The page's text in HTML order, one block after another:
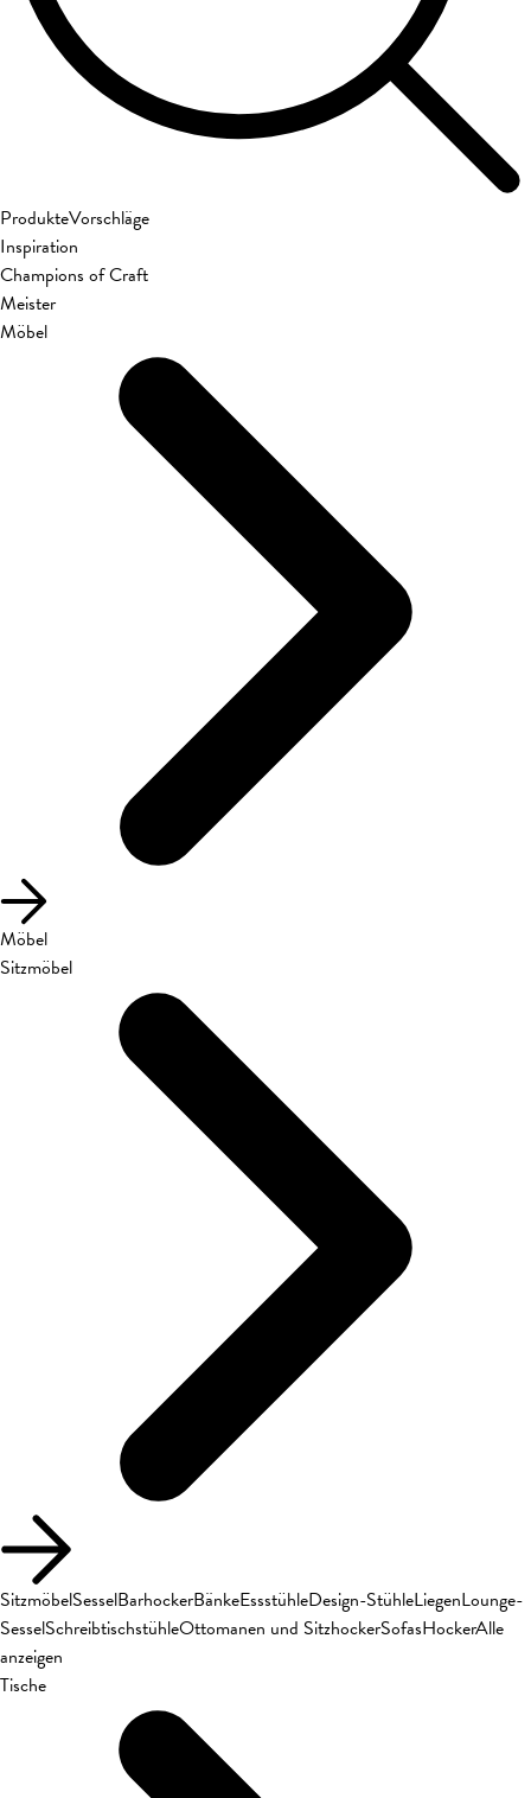
ProdukteVorschläge
Inspiration
Champions of Craft
Meister
Möbel
Möbel
Sitzmöbel
SitzmöbelSesselBarhockerBänkeEssstühleDesign-StühleLiegenLounge-
SesselSchreibtischstühleOttomanen und SitzhockerSofasHockerAlle
anzeigen
Tische